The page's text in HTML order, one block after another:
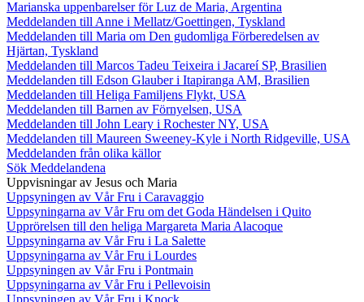
Marianska uppenbarelser för Luz de Maria, Argentina
Meddelanden till Anne i Mellatz/Goettingen, Tyskland
Meddelanden till Maria om Den gudomliga Förberedelsen av
Hjärtan, Tyskland
Meddelanden till Marcos Tadeu Teixeira i Jacareí SP, Brasilien
Meddelanden till Edson Glauber i Itapiranga AM, Brasilien
Meddelanden till Heliga Familjens Flykt, USA
Meddelanden till Barnen av Förnyelsen, USA
Meddelanden till John Leary i Rochester NY, USA
Meddelanden till Maureen Sweeney-Kyle i North Ridgeville, USA
Meddelanden från olika källor
Sök Meddelandena
Uppvisningar av Jesus och Maria
Uppsyningen av Vår Fru i Caravaggio
Uppsyningarna av Vår Fru om det Goda Händelsen i Quito
Upprörelsen till den heliga Margareta Maria Alacoque
Uppsyningarna av Vår Fru i La Salette
Uppsyningarna av Vår Fru i Lourdes
Uppsyningen av Vår Fru i Pontmain
Uppsyningarna av Vår Fru i Pellevoisin
Uppsyningen av Vår Fru i Knock